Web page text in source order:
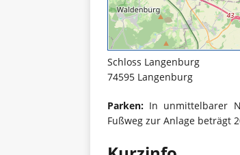
Schloss Langenburg
74595 Langenburg
Parken: In unmittelbarer
Fußweg zur Anlage beträgt